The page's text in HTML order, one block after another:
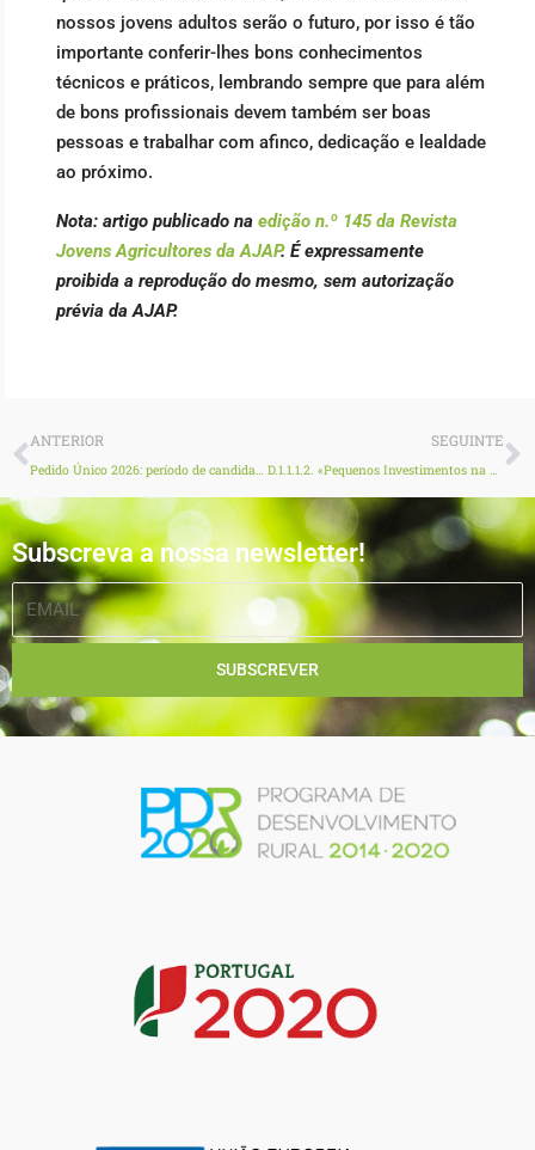
nossos jovens adultos serão o futuro, por isso é tão
importante conferir-lhes bons conhecimentos
técnicos e práticos, lembrando sempre que para além
de bons profissionais devem também ser boas
pessoas e trabalhar com afinco, dedicação e lealdade
ao próximo.
Nota: artigo publicado na edição n.º 145 da Revista
Jovens Agricultores da AJAP. É expressamente
proibida a reprodução do mesmo, sem autorização
prévia da AJAP.
Prev
ANTERIOR
Pedido Único 2026: período de candidaturas até 1 de junho sem penalização
SEGUINTE
D.1.1.1.2. «Pequenos Investimentos na Bioeconomia e Economia Circular» no GAL ROTA DA BAIRRADA
Subscreva a nossa newsletter!
EMAIL
SUBSCREVER